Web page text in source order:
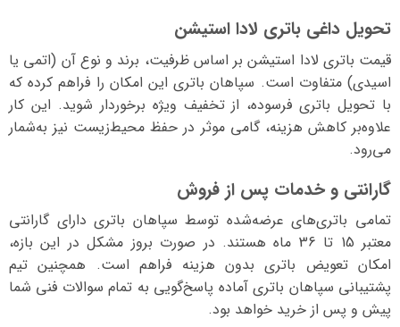
تحویل داغی باتری لادا استیشن
قیمت باتری لادا استیشن بر اساس ظرفیت، برند و نوع آن (اتمی یا
اسیدی) متفاوت است. سپاهان باتری این امکان را فراهم کرده که
با تحویل باتری فرسوده، ازتخفیف ویژه برخوردار شوید. این کار
علاوه‌بر کاهش هزینه، گامی موثر در حفظ محیط‌زیست نیز به‌شمار
می‌رود.
گارانتی و خدمات پس از فروش
تمامی باتری‌های عرضه‌شده توسط سپاهان باتری دارای گارانتی
معتبر 15 تا 36 ماه هستند. در صورت بروز مشکل در این بازه،
امکان تعویض باتری بدون هزینه فراهم است. همچنین تیم
پشتیبانی سپاهان باتری آماده پاسخ‌گویی به تمام سوالات فنی شما
پیش و پس از خرید خواهد بود.